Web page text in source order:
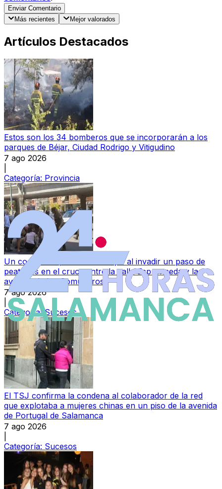
Enviar Comentario
Más recientes
Mejor valorados
Artículos Destacados
Estos son los 34 bomberos que se incorporarán a los
parques de Béjar, Ciudad Rodrigo y Vitigudino
7 ago 2026
Categoría: Provincia
Un coche atropella a una mujer al invadir un paso de
peatones en el cruce entre la calle Espronceda y la
avenida de los Comuneros
7 ago 2026
Categoría: Sucesos
El TSJ confirma la condena al colaborador de la red
que explotaba a mujeres chinas en un piso de la avenida
de Portugal de Salamanca
7 ago 2026
Categoría: Sucesos